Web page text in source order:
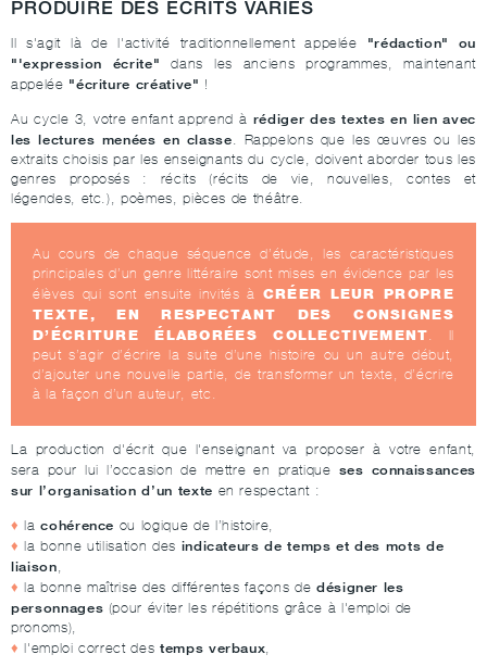
PRODUIRE DES ÉCRITS VARIÉS
Il s'agit là de l'activité traditionnellement appelée "rédaction" ou
"'expression écrite" dans les anciens programmes, maintenant
appelée "écriture créative" !
Au cycle 3, votre enfant apprend à rédiger des textes en lien avec
les lectures menées en classe . Rappelons que les œuvres ou les
extraits choisis par les enseignants du cycle, doivent aborder tous les
genres proposés : récits (récits de vie, nouvelles, contes et
légendes, etc.), poèmes, pièces de théâtre.
Au cours de chaque séquence d’étude, les caractéristiques
principales d’un genre littéraire sont mises en évidence par les
élèves qui sont ensuite invités à CRÉER LEUR PROPRE
TEXTE, EN RESPECTANT DES CONSIGNES
D’ÉCRITURE ÉLABORÉES COLLECTIVEMENT . Il
peut s’agir d’écrire la suite d’une histoire ou un autre début,
d’ajouter une nouvelle partie, de transformer un texte, d’écrire
à la façon d’un auteur, etc.
La production d'écrit que l'enseignant va proposer à votre enfant,
sera pour lui l’occasion de mettre en pratique ses connaissances
sur l’organisation d’un texte en respectant :
lacohérence ou logique de l’histoire,
la bonne utilisation des indicateurs de temps et des mots de
liaison
la bonne maîtrise des différentes façons de désigner les
personnages (pour éviter les répétitions grâce à l'emploi de
pronoms),
l'emploi correct des temps verbaux